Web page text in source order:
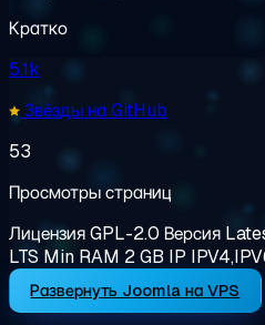
Кратко
5.1k
Звёзды на GitHub
53
Просмотры страниц
ЛицензияGPL-2.0 Версия
LTS Min RAM 2 GB IP
Развернуть Joomla на VPS